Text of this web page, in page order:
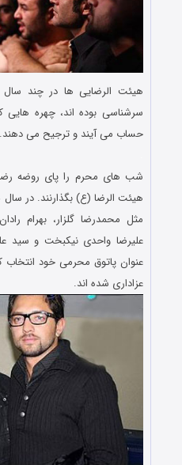
هیئت الرضایی ها در چند سال
سرشناسی بوده اند، چهره
حساب می آیند و ترجیح می دهند.
شب های محرم را پای روضه
هیئت الرضا (ع) بگذارنند. در
مثل محمدرضا گلزار، بهرام
علیرضا واحدی نیکبخت و سید
عنوان پاتوق محرمی خود
عزاداری شده اند.